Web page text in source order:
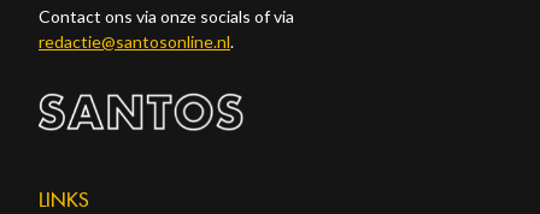
Contact ons via onze socials of via
redactie@santosonline.nl.
LINKS